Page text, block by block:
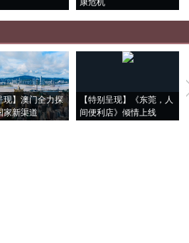
现】澳门全力探
家新渠道
【特别呈现】《东莞，人
间便利店》倾情上线